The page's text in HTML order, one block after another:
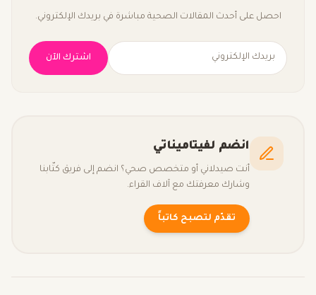
احصل على أحدث المقالات الصحية مباشرة في بريدك الإلكتروني.
اشترك الآن
انضم لفيتاميناتي
أنت صيدلاني أو متخصص صحي؟ انضم إلى فريق كتّابنا
وشارك معرفتك مع آلاف القراء.
تقدّم لتصبح كاتباً